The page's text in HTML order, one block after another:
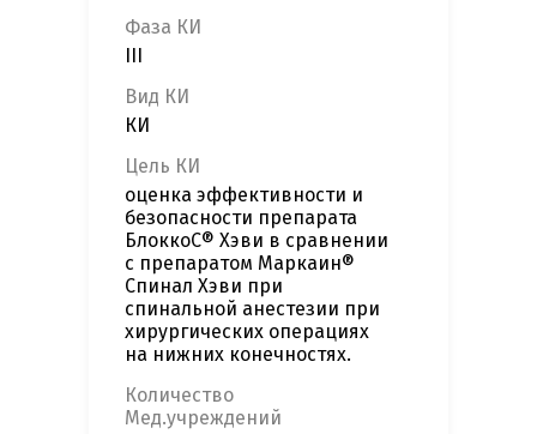
Фаза КИ
Вид КИ
КИ
Цель КИ
оценка эффективности и
безопасности препарата
БлоккоС® Хэви в сравнении
с препаратом Маркаин®
Спинал Хэви при
спинальной анестезии при
хирургических операциях
на нижних конечностях.
Количество
Мед.учреждений